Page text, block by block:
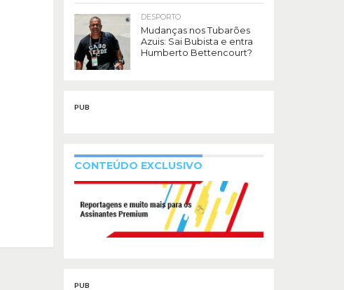
DESPORTO
Mudanças nos Tubarões
Azuis: Sai Bubista e entra
Humberto Bettencourt?
PUB
CONTEÚDO EXCLUSIVO
PUB